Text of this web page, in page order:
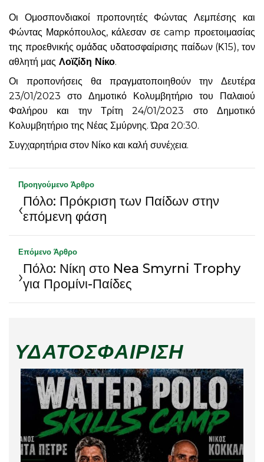
Οι Ομοσπονδιακοί προπονητές Φώντας Λεμπέσης και
Φώντας Μαρκόπουλος, κάλεσαν σε camp προετοιμασίας
της προεθνικής ομάδας υδατοσφαίρισης παίδων (Κ15), τον
αθλητή μας Λοϊζίδη Νίκο.
Οι προπονήσεις θα πραγματοποιηθούν την Δευτέρα
23/01/2023 στο Δημοτικό Κολυμβητήριο του Παλαιού
Φαλήρου και την Τρίτη 24/01/2023 στο Δημοτικό
Κολυμβητήριο της Νέας Σμύρνης. Ώρα 20:30.
Συγχαρητήρια στον Νίκο και καλή συνέχεια.
Προηγούμενο Άρθρο
‹Πόλο: Πρόκριση των Παίδων στην
επόμενη φάση
Επόμενο Άρθρο
›Πόλο: Νίκη στο Nea Smyrni Trophy
για Προμίνι-Παίδες
ΥΔΑΤΟΣΦΑΊΡΙΣΗ